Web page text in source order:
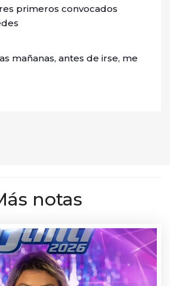
primeros convocados
mañanas, antes de irse, me
notas